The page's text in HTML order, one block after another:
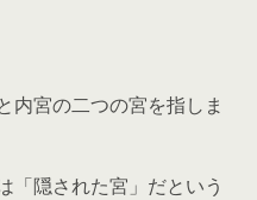
内宮の二つの宮を指しま
「隠された宮」だという